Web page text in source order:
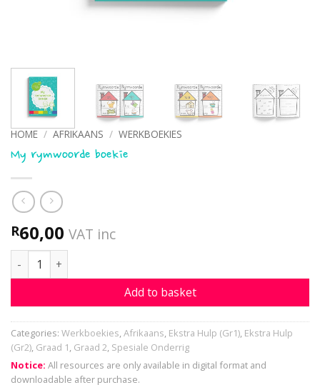
HOME / AFRIKAANS / WERKBOEKIES
My rymwoorde boekie
R60,00 VAT inc
My rymwoorde boekie quantity
Add to basket
Categories: Werkboekies,Afrikaans, Ekstra Hulp (Gr1), Ekstra Hulp
(Gr2), Graad 1, Graad 2, Spesiale Onderrig
Notice: All resources are only available in digital format and
downloadable after purchase.